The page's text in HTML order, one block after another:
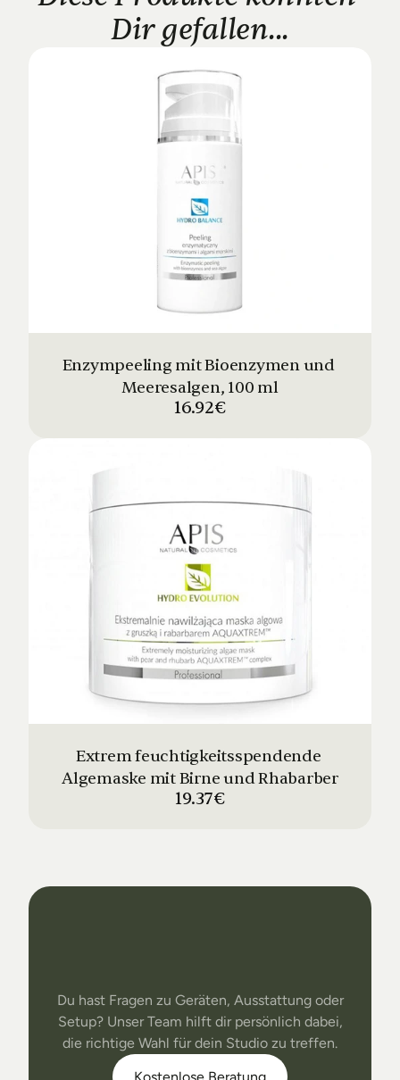
Dir gefallen...
Enzympeeling mit Bioenzymen und
Meeresalgen, 100 ml
16.92€
Extrem feuchtigkeitsspendende
Algemaske mit Birne und Rhabarber
19.37€
Du hast Fragen zu Geräten, Ausstattung oder
Setup? Unser Team hilft dir persönlich dabei,
die richtige Wahl für dein Studio zu treffen.